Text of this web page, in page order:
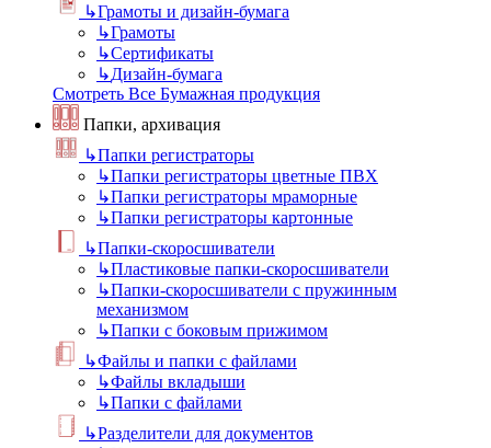
↳Грамоты и дизайн-бумага
↳Грамоты
↳Сертификаты
↳Дизайн-бумага
Смотреть Все Бумажная продукция
Папки, архивация
↳Папки регистраторы
↳Папки регистраторы цветные ПВХ
↳Папки регистраторы мраморные
↳Папки регистраторы картонные
↳Папки-скоросшиватели
↳Пластиковые папки-скоросшиватели
↳Папки-скоросшиватели с пружинным
механизмом
↳Папки с боковым прижимом
↳Файлы и папки с файлами
↳Файлы вкладыши
↳Папки с файлами
↳Разделители для документов